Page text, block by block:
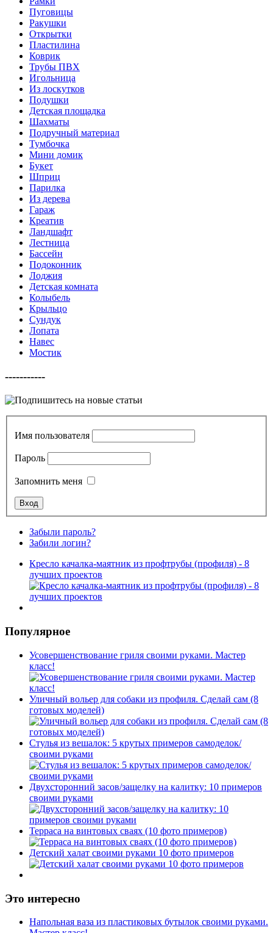
Пуговицы
Ракушки
Открытки
Пластилина
Коврик
Трубы ПВХ
Игольница
Из лоскутков
Подушки
Детская площадка
Шахматы
Подручный материал
Тумбочка
Мини домик
Букет
Шприц
Парилка
Из дерева
Гараж
Креатив
Ландшафт
Лестница
Бассейн
Подоконник
Лоджия
Детская комната
Колыбель
Крыльцо
Сундук
Лопата
Навес
Мостик
-----------
Имя пользователя
Пароль
Запомнить меня
Забыли пароль?
Забили логин?
Кресло качалка-маятник из профтрубы (профиля) - 8
лучших проектов
Популярное
Усовершенствование гриля своими руками. Мастер
класс!
Уличный вольер для собаки из профиля. Сделай сам (8
готовых моделей)
Стулья из вешалок: 5 крутых примеров самоделок/
своими руками
Двухсторонний засов/защелку на калитку: 10 примеров
своими руками
Терраса на винтовых сваях (10 фото примеров)
Детский халат своими руками 10 фото примеров
Это интересно
Напольная ваза из пластиковых бутылок своими руками.